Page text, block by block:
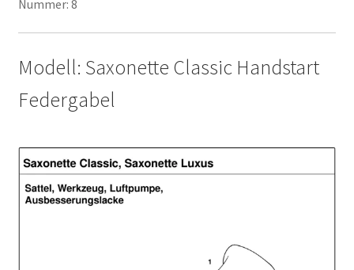
Nummer: 8
Modell: Saxonette Classic Handstart
Federgabel